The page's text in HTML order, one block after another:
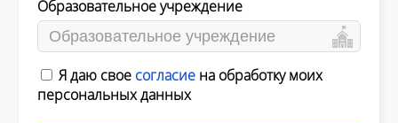
Образовательное учреждение
Я даю свое согласие на обработку моих
персональных данных